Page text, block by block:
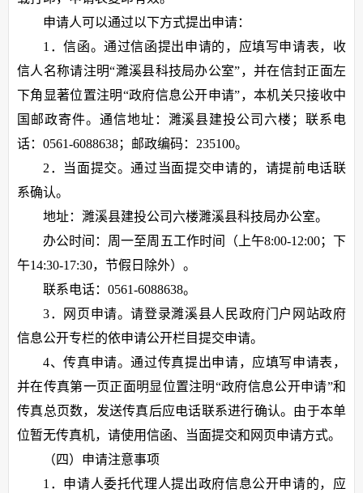
申请人可以通过以下方式提出申请：
1．信函。通过信函提出申请的，应填写申请表，收
信人名称请注明“濉溪县科技局办公室”，并在信封正面左
下角显著位置注明“政府信息公开申请”，本机关只接收中
国邮政寄件。通信地址：濉溪县建投公司六楼；联系电
话：0561-6088638；邮政编码：235100。
2．当面提交。通过当面提交申请的，请提前电话联
系确认。
地址：濉溪县建投公司六楼濉溪县科技局办公室。
办公时间：周一至周五工作时间（上午8:00-12:00；下
午14:30-17:30，节假日除外）。
联系电话：0561-6088638。
3．网页申请。请登录濉溪县人民政府门户网站政府
信息公开专栏的依申请公开栏目提交申请。
4、传真申请。通过传真提出申请，应填写申请表，
并在传真第一页正面明显位置注明“政府信息公开申请”和
传真总页数，发送传真后应电话联系进行确认。由于本单
位暂无传真机，请使用信函、当面提交和网页申请方式。
（四）申请注意事项
1．申请人委托代理人提出政府信息公开申请的，应